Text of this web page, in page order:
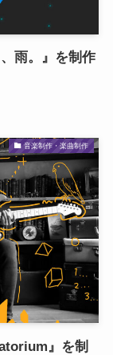
雨。』を制作
音楽制作・楽曲制作
』を制